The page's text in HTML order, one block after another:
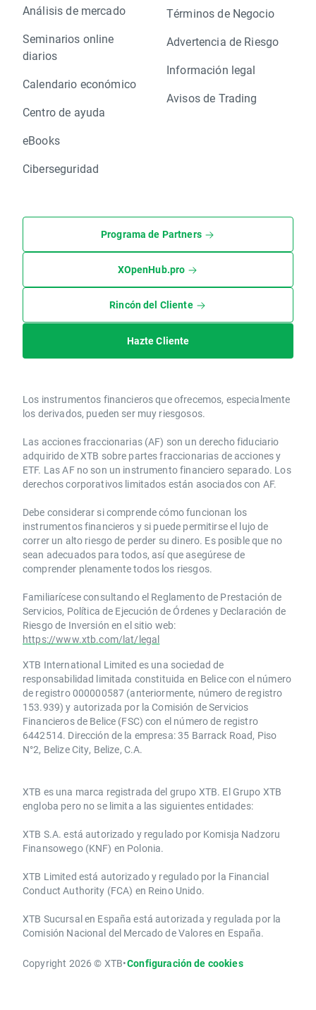
Análisis de mercado
Seminarios online
diarios
Calendario económico
Centro de ayuda
eBooks
Ciberseguridad
Términos de Negocio
Advertencia de Riesgo
Información legal
Avisos de Trading
Programa de Partners
XOpenHub.pro
Rincón del Cliente
Hazte Cliente
Los instrumentos financieros que ofrecemos, especialmente
los derivados, pueden ser muy riesgosos.
Las acciones fraccionarias (AF) son un derecho fiduciario
adquirido de XTB sobre partes fraccionarias de acciones y
ETF. Las AF no son un instrumento financiero separado. Los
derechos corporativos limitados están asociados con AF.
Debe considerar si comprende cómo funcionan los
instrumentos financieros y si puede permitirse el lujo de
correr un alto riesgo de perder su dinero. Es posible que no
sean adecuados para todos, así que asegúrese de
comprender plenamente todos los riesgos.
Familiarícese consultando el Reglamento de Prestación de
Servicios, Política de Ejecución de Órdenes y Declaración de
Riesgo de Inversión en el sitio web:
https://www.xtb.com/lat/legal
XTB International Limited es una sociedad de
responsabilidad limitada constituida en Belice con el número
de registro 000000587 (anteriormente, número de registro
153.939) y autorizada por la Comisión de Servicios
Financieros de Belice (FSC) con el número de registro
6442514. Dirección de la empresa: 35 Barrack Road, Piso
N°2, Belize City, Belize, C.A.
​​XTB es una marca registrada del grupo XTB. El Grupo XTB
engloba pero no se limita a las siguientes entidades:
XTB S.A.​ está autorizado y regulado por Komisja Nadzoru
Finansowego (KNF) ​en Polonia.
XTB Limited ​está autorizado y regulado por la ​Financial
Conduct Authority ​(FCA) en ​​Reino Unido.
XTB Sucursal en España está autorizada y regulada por la
Comisión Nacional del Mercado de Valores en España.
Copyright 2026 © XTB•Configuración de cookies